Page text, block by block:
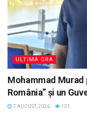
ULTIMA ORA
Mohammad Murad
România” și un
7 AUGUST, 2026 101